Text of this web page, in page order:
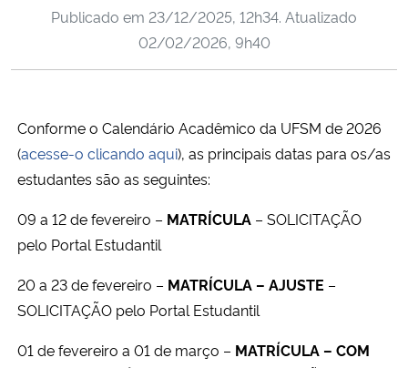
Ministério da Cidadania
Ministério da Ciência, Tecnologia, Inovações e Comunicações
Ministério do Turismo
Ministério do Desenvolvimento Regional
Controladoria-Geral da União
Publicado em 23/12/2025, 12h34. Atualizado
02/02/2026, 9h40
Conforme o Calendário Acadêmico da UFSM de 2026
(acesse-o clicando aqui), as principais datas para os/as
estudantes são as seguintes:
09 a 12 de fevereiro – MATRÍCULA – SOLICITAÇÃO
pelo Portal Estudantil
20 a 23 de fevereiro – MATRÍCULA – AJUSTE –
SOLICITAÇÃO pelo Portal Estudantil
01 de fevereiro a 01 de março – MATRÍCULA – COM